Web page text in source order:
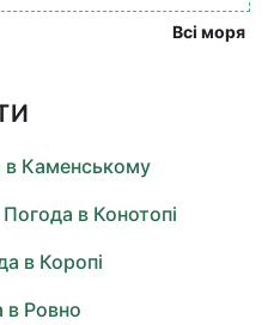
Всі моря
в Каменському
Погода в Конотопі
в Коропі
в Ровно